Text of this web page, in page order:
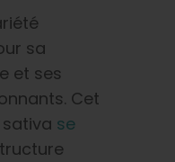
sa
et ses
Cet
se